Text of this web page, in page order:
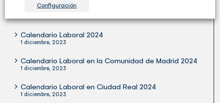
Publicada la Orden Ministerial para Verifactu
Calendario Laboral 2024
1 diciembre, 2023
Calendario Laboral en la Comunidad de Madrid 2024
1 diciembre, 2023
Calendario Laboral en Ciudad Real 2024
1 diciembre, 2023
Configuración